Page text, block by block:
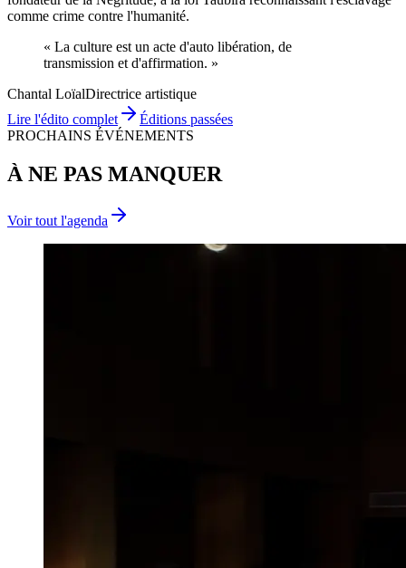
comme crime contre l'humanité.
« La culture est un acte d'auto libération, de
transmission et d'affirmation. »
Chantal LoïalDirectrice artistique
Lire l'édito complet
Éditions passées
PROCHAINS ÉVÉNEMENTS
À NE PAS MANQUER
Voir tout l'agenda